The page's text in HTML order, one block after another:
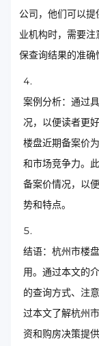
公司，他们可以
业机构时，需要
保查询结果的准确
案例分析：通过
况，以便读者更
楼盘近期备案价
和市场竞争力。
备案价情况，以
势和特点。
结语：杭州市楼
用。通过本文的
的查询方式、注
过本文了解杭州
资和购房决策提供